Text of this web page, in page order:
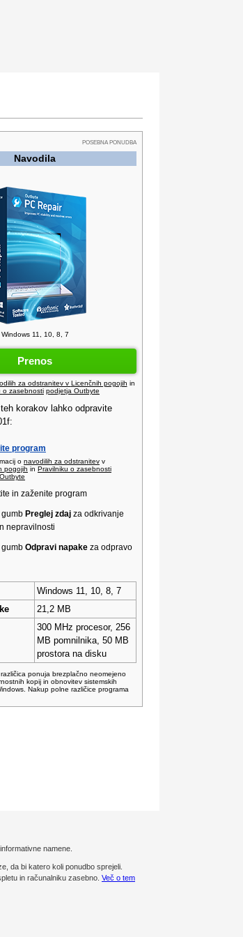
POSEBNA PONUDBA
Navodila
Windows 11, 10, 8, 7
Prenos
za odstranitev v Licenčnih pogojih in
o zasebnosti podjetja Outbyte
korakov lahko odpravite
program
o navodilih za odstranitev v
pogojih in Pravilniku o zasebnosti
in zaženite program
gumb Preglej zdaj za odkrivanje
nepravilnosti
gumb Odpravi napake za odpravo
Windows 11, 10, 8, 7
21,2 MB
300 MHz procesor, 256
MB pomnilnika, 50 MB
prostora na disku
ponuja brezplačno neomejeno
kopij in obnovitev sistemskih
Nakup polne različice programa
namene.
da bi katero koli ponudbo sprejeli.
in računalniku zasebno. Več o tem